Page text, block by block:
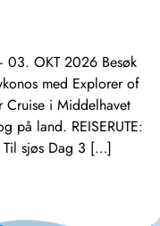
03. OKT 2026 Besøk
med Explorer of
Cruise i Middelhavet
på land. REISERUTE:
Til sjøs Dag 3 […]